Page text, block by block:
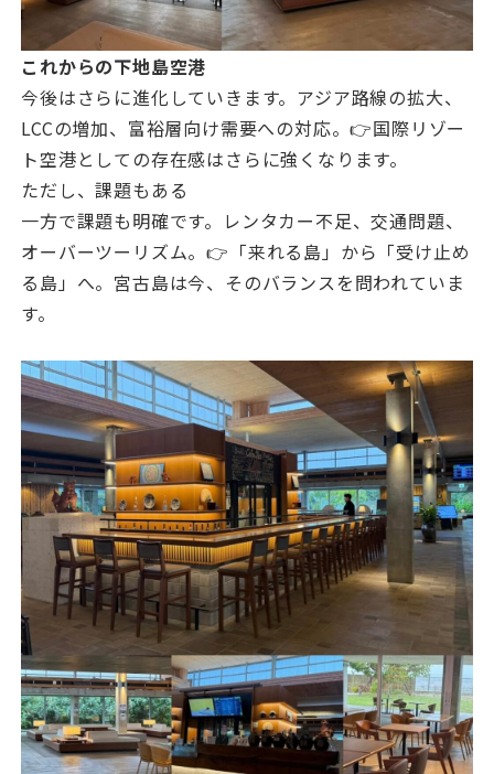
これからの下地島空港
今後はさらに進化していきます。アジア路線の拡大、
LCCの増加、富裕層向け需要への対応。👉国際リゾー
ト空港としての存在感はさらに強くなります。
ただし、課題もある
一方で課題も明確です。レンタカー不足、交通問題、
オーバーツーリズム。👉「来れる島」から「受け止め
る島」へ。宮古島は今、そのバランスを問われていま
す。